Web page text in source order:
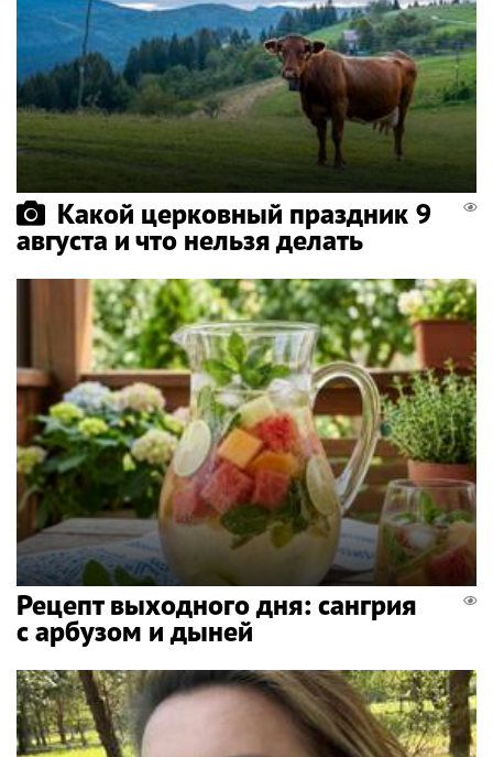
Какой церковный праздник 9
августа и что нельзя делать
Рецепт выходного дня: сангрия
с арбузом и дыней